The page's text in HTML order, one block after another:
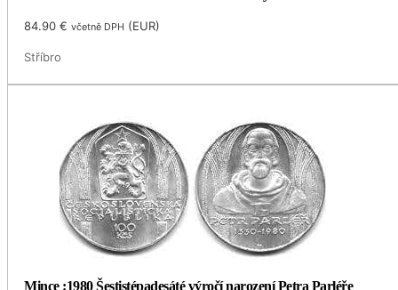
84.90€ včetně DPH (EUR)
Stříbro
Mince :1980 Šestistépadesáté výročí narození Petra Parléře